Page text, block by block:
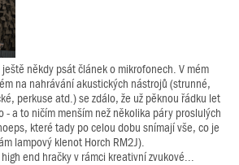
někdy psát článek o mikrofonech. V mém
na nahrávání akustických nástrojů (strunné,
perkuse atd.) se zdálo, že už pěknou řádku let
- a to ničím menším než několika páry proslulých
které tady po celou dobu snímají vše, co je
lampový klenot Horch RM2J).
end hračky v rámci kreativní zvukové...